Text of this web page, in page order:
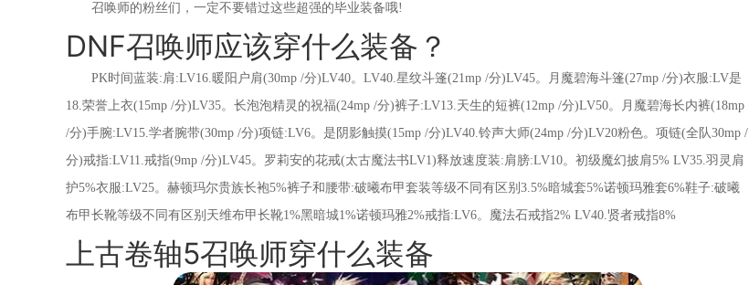
召唤师的粉丝们，一定不要错过这些超强的毕业装备哦!
DNF召唤师应该穿什么装备？
PK时间蓝装:肩:LV16.暖阳户肩(30mp /分)LV40。LV40.星纹斗篷(21mp /分)LV45。月魔碧海斗篷(27mp /分)衣服:LV是
18.荣誉上衣(15mp /分)LV35。长泡泡精灵的祝福(24mp /分)裤子:LV13.天生的短裤(12mp /分)LV50。月魔碧海长内裤(18mp
/分)手腕:LV15.学者腕带(30mp /分)项链:LV6。是阴影触摸(15mp /分)LV40.铃声大师(24mp /分)LV20粉色。项链(全队30mp /
分)戒指:LV11.戒指(9mp /分)LV45。罗莉安的花戒(太古魔法书LV1)释放速度装:肩膀:LV10。初级魔幻披肩5% LV35.羽灵肩
护5%衣服:LV25。赫顿玛尔贵族长袍5%裤子和腰带:破曦布甲套装等级不同有区别3.5%暗城套5%诺顿玛雅套6%鞋子:破曦
布甲长靴等级不同有区别天维布甲长靴1%黑暗城1%诺顿玛雅2%戒指:LV6。魔法石戒指2% LV40.贤者戒指8%
上古卷轴5召唤师穿什么装备